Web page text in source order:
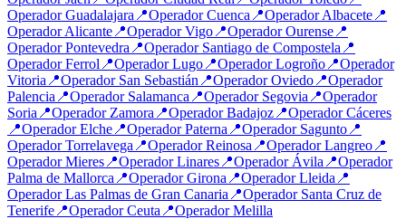
OperadorGuadalajara 📍OperadorCuenca 📍OperadorAlbacete 📍
OperadorAlicante 📍OperadorVigo 📍OperadorOurense 📍
OperadorPontevedra 📍Operador Santiago de Compostela 📍
OperadorFerrol 📍OperadorLugo 📍OperadorLogroño 📍Operador
Vitoria 📍Operador San Sebastián 📍OperadorOviedo 📍Operador
Palencia 📍Operador Salamanca 📍Operador Segovia 📍Operador
Soria 📍Operador Zamora 📍OperadorBadajoz 📍OperadorCáceres
📍OperadorElche 📍OperadorPaterna 📍Operador Sagunto 📍
OperadorTorrelavega 📍OperadorReinosa 📍OperadorLangreo 📍
OperadorMieres 📍OperadorLinares 📍Operador Ávila 📍Operador
Palma de Mallorca 📍OperadorGirona 📍OperadorLleida 📍
OperadorLas Palmas de Gran Canaria 📍Operador Santa Cruz de
Tenerife 📍OperadorCeuta 📍OperadorMelilla